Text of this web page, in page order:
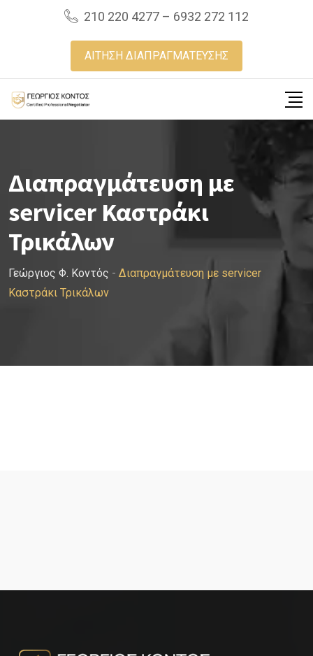
210 220 4277 – 6932 272 112
ΑΙΤΗΣΗ ΔΙΑΠΡΑΓΜΑΤΕΥΣΗΣ
Διαπραγμάτευση με
servicer Καστράκι
Τρικάλων
Γεώργιος Φ. Κοντός - Διαπραγμάτευση με servicer
Καστράκι Τρικάλων